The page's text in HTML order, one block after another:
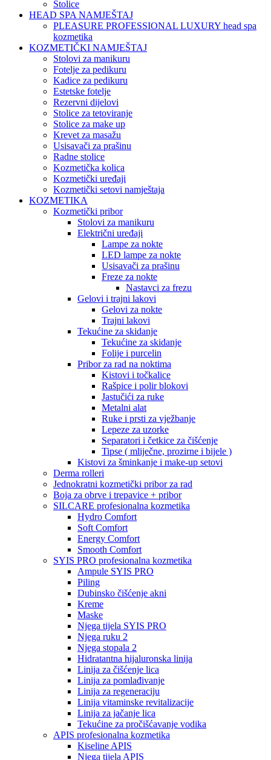
Stolice
HEAD SPA NAMJEŠTAJ
PLEASURE PROFESSIONAL LUXURY head spa
kozmetika
KOZMETIČKI NAMJEŠTAJ
Stolovi za manikuru
Fotelje za pedikuru
Kadice za pedikuru
Estetske fotelje
Rezervni dijelovi
Stolice za tetoviranje
Stolice za make up
Krevet za masažu
Usisavači za prašinu
Radne stolice
Kozmetička kolica
Kozmetički uređaji
Kozmetički setovi namještaja
KOZMETIKA
Kozmetički pribor
Stolovi za manikuru
Električni uređaji
Lampe za nokte
LED lampe za nokte
Usisavači za prašinu
Freze za nokte
Nastavci za frezu
Gelovi i trajni lakovi
Gelovi za nokte
Trajni lakovi
Tekućine za skidanje
Tekućine za skidanje
Folije i purcelin
Pribor za rad na noktima
Kistovi i točkalice
Rašpice i polir blokovi
Jastučići za ruke
Metalni alat
Ruke i prsti za vježbanje
Lepeze za uzorke
Separatori i četkice za čišćenje
Tipse ( mliječne, prozirne i bijele )
Kistovi za šminkanje i make-up setovi
Derma rolleri
Jednokratni kozmetički pribor za rad
Boja za obrve i trepavice + pribor
SILCARE profesionalna kozmetika
Hydro Comfort
Soft Comfort
Energy Comfort
Smooth Comfort
SYIS PRO profesionalna kozmetika
Ampule SYIS PRO
Piling
Dubinsko čišćenje akni
Kreme
Maske
Njega tijela SYIS PRO
Njega ruku 2
Njega stopala 2
Hidratantna hijaluronska linija
Linija za čišćenje lica
Linija za pomlađivanje
Linija za regeneraciju
Linija vitaminske revitalizacije
Linija za jačanje lica
Tekućine za pročišćavanje vodika
APIS profesionalna kozmetika
Kiseline APIS
Njega tijela APIS